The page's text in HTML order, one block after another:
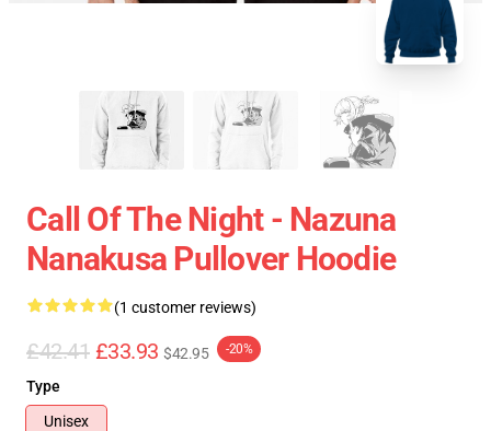
Call Of The Night - Nazuna
Nanakusa Pullover Hoodie
(1 customer reviews)
£42.41 £33.93 $42.95 -20%
Type
Unisex